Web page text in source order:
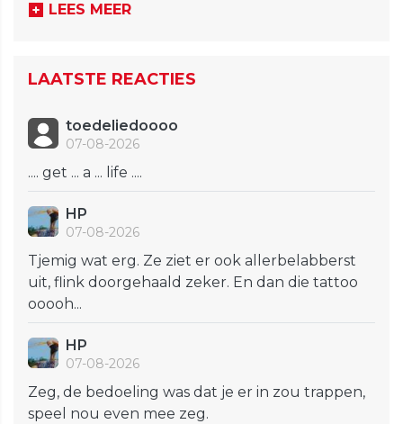
LEES MEER
LAATSTE REACTIES
toedeliedoooo
07-08-2026
.... get ... a ... life ....
HP
07-08-2026
Tjemig wat erg. Ze ziet er ook allerbelabberst
uit, flink doorgehaald zeker. En dan die tattoo
ooooh...
HP
07-08-2026
Zeg, de bedoeling was dat je er in zou trappen,
speel nou even mee zeg.